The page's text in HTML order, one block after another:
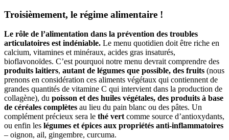
Troisièmement, le régime alimentaire !
Le rôle de l’alimentation dans la prévention des troubles
articulatoires est indéniable. Le menu quotidien doit être riche en
calcium, vitamines et minéraux, acides gras insaturés,
bioflavonoïdes. C’est pourquoi notre menu devrait comprendre des
produits laitiers, autant de légumes que possible, des fruits (nous
prenons en considération ces aliments végétaux qui contiennent de
grandes quantités de vitamine C qui intervient dans la production de
collagène), du poisson et des huiles végétales, des produits à base
de céréales complètes au lieu du pain blanc ou des pâtes. Un
complément précieux sera le thé vertcomme source d’antioxydants,
ou enfin les légumes et épices aux propriétés anti-inflammatoires
– oignon, ail, gingembre, curcuma.